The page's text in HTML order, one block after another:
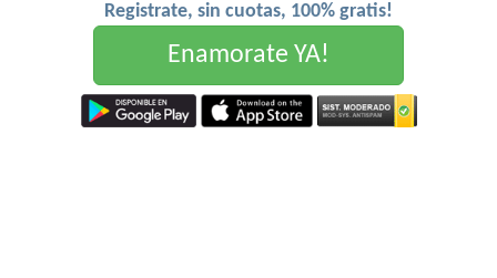
Registrate, sin cuotas, 100% gratis!
Enamorate YA!